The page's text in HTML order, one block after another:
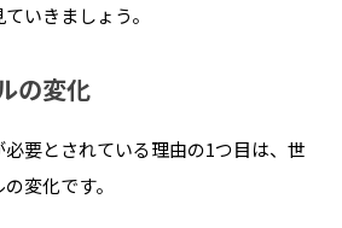
いきましょう。
の変化
要とされている理由の1つ目は、世
変化です。